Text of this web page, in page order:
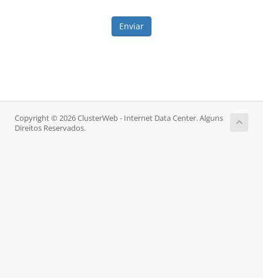
Enviar
Copyright © 2026 ClusterWeb - Internet Data Center. Alguns
Direitos Reservados.